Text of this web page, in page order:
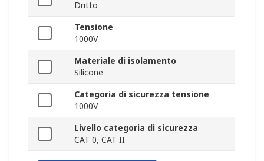
Dritto
Tensione
1000V
Materiale di isolamento
Silicone
Categoria di sicurezza tensione
1000V
Livello categoria di sicurezza
CAT 0, CAT II